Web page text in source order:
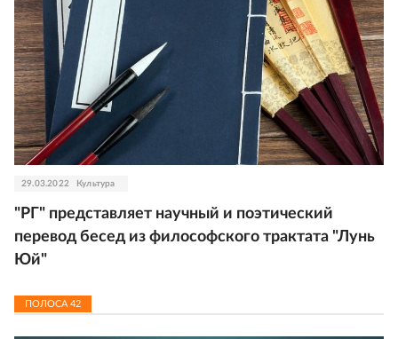
29.03.2022 Культура
"РГ" представляет научный и поэтический
перевод бесед из философского трактата "Лунь
Юй"
ПОЛОСА42